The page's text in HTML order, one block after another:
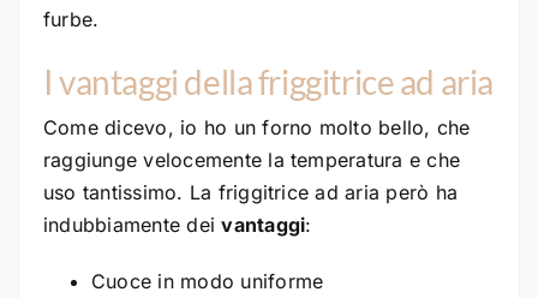
furbe.
I vantaggi della friggitrice ad aria
Come dicevo, io ho un forno molto bello, che
raggiunge velocemente la temperatura e che
uso tantissimo. La friggitrice ad aria però ha
indubbiamente deivantaggi:
Cuoce in modo uniforme